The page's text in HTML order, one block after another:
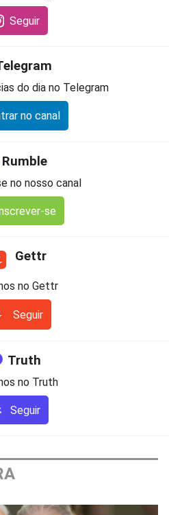
Seguir
do dia no Telegram
no canal
Rumble
no nosso canal
se
Gettr
no Gettr
Seguir
Truth
no Truth
Seguir